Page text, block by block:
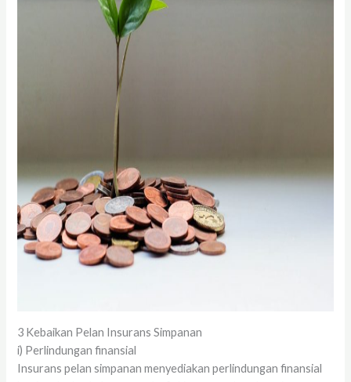
3 Kebaikan Pelan Insurans Simpanan
i) Perlindungan finansial
Insurans pelan simpanan menyediakan perlindungan finansial